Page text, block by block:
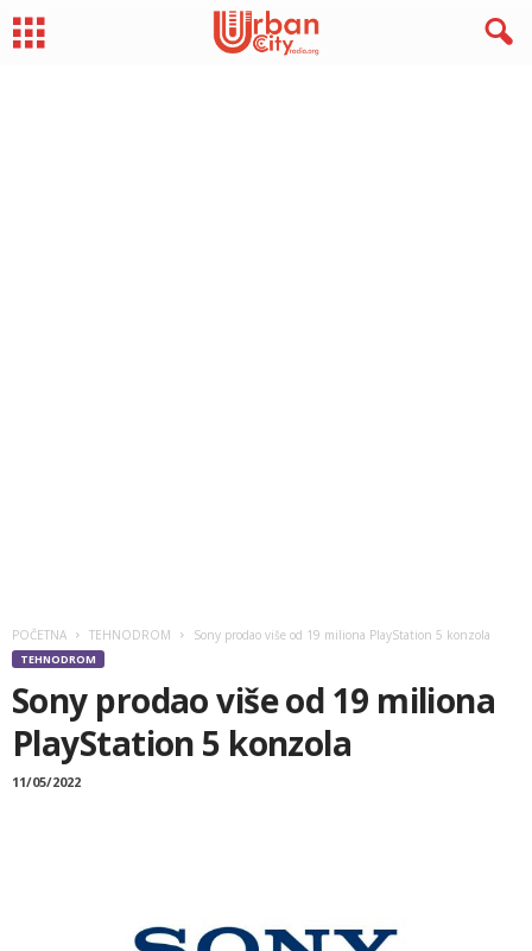
POČETNA TEHNODROM Sony prodao više od 19 miliona PlayStation 5 konzola
TEHNODROM
Sony prodao više od 19 miliona
PlayStation 5 konzola
11/05/2022